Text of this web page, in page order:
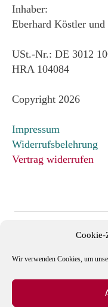
Cookie-
Wir verwenden Cookies, um
Inhaber:
Eberhard Köstler
USt.-Nr.: DE 3012
HRA 104084
Copyright 2026
Impressum
Widerrufsbelehrung
Vertrag widerrufen